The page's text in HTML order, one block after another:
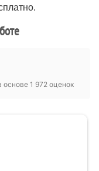
основе 1 972 оценок